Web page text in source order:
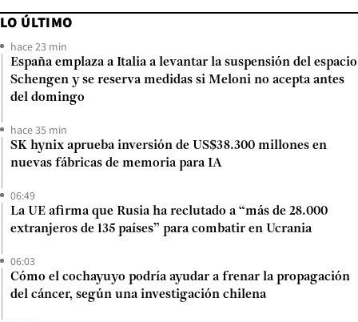
LO ÚLTIMO
hace 23 min
España emplaza a Italia a levantar la suspensión del espacio
Schengen y se reserva medidas si Meloni no acepta antes
del domingo
hace 35 min
SK hynix aprueba inversión de US$38.300 millones en
nuevas fábricas de memoria para IA
06:49
La UE afirma que Rusia ha reclutado a “más de 28.000
extranjeros de 135 países” para combatir en Ucrania
06:03
Cómo el cochayuyo podría ayudar a frenar la propagación
del cáncer, según una investigación chilena